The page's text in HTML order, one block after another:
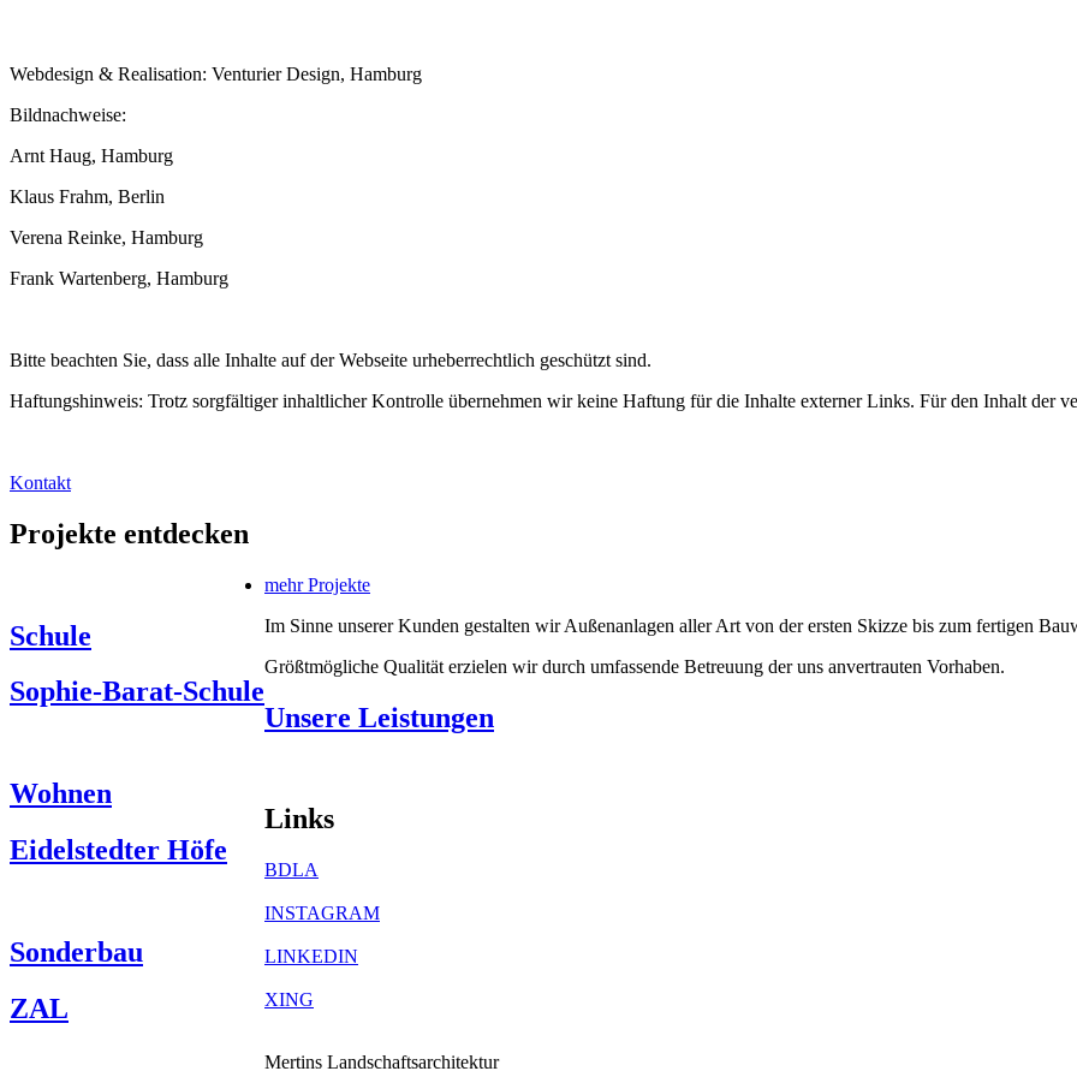
Webdesign & Realisation: Venturier Design, Hamburg
Bildnachweise:
Arnt Haug, Hamburg
Klaus Frahm, Berlin
Verena Reinke, Hamburg
Frank Wartenberg, Hamburg
Bitte beachten Sie, dass alle Inhalte auf der Webseite urheberrechtlich geschützt sind.
Haftungshinweis: Trotz sorgfältiger inhaltlicher Kontrolle übernehmen wir keine Haftung für die Inhalte externer Links. Für den Inhalt der
Kontakt
Projekte entdecken
Schule
Sophie-Barat-Schule
Wohnen
Eidelstedter Höfe
Sonderbau
ZAL
mehr Projekte
Im Sinne unserer Kunden gestalten wir Außenanlagen aller Art von der ersten Skizze bis zum fertigen
Größtmögliche Qualität erzielen wir durch umfassende Betreuung der uns anvertrauten Vorhaben.
Unsere Leistungen
Links
BDLA
INSTAGRAM
LINKEDIN
XING
Mertins Landschaftsarchitektur